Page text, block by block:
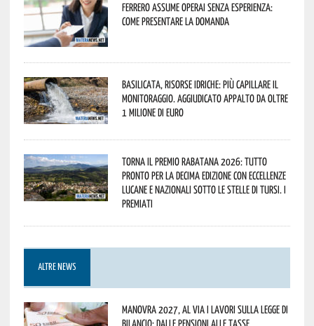
Ferrero assume operai senza esperienza:
come presentare la domanda
Basilicata, Risorse idriche: più capillare il
monitoraggio. Aggiudicato appalto da oltre
1 milione di euro
Torna il Premio Rabatana 2026: tutto
pronto per la decima edizione con eccellenze
lucane e nazionali sotto le stelle di Tursi. I
premiati
ALTRE NEWS
Manovra 2027, al via i lavori sulla Legge di
Bilancio: dalle pensioni alle tasse